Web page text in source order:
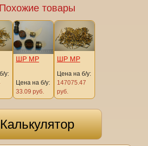
Похожие товары
у:
ШР МР
Цена на б/у:
33.09 руб.
ШР МР
Цена на б/у:
147075.47
руб.
Калькулятор